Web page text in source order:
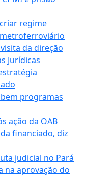
regime
da direção
Jurídicas
programas
ação da OAB
financiado, diz
judicial no Pará
na aprovação do